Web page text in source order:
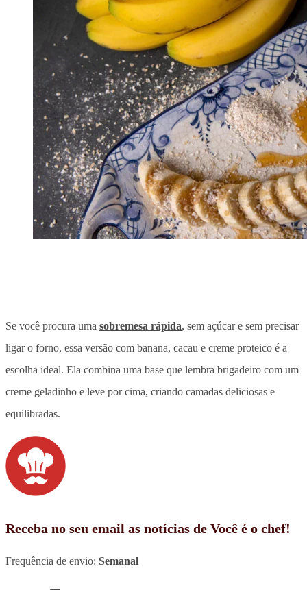
Se você procura uma sobremesa rápida, sem açúcar e sem precisar
ligar o forno, essa versão com banana, cacau e creme proteico é a
escolha ideal. Ela combina uma base que lembra brigadeiro com um
creme geladinho e leve por cima, criando camadas deliciosas e
equilibradas.
Receba no seu email as notícias de Você é o chef!
Frequência de envio: Semanal